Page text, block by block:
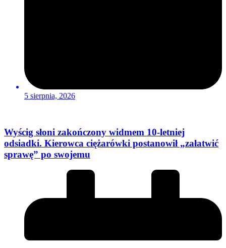
5 sierpnia, 2026
Wyścig słoni zakończony widmem 10-letniej
odsiadki. Kierowca ciężarówki postanowił „załatwić
sprawę” po swojemu